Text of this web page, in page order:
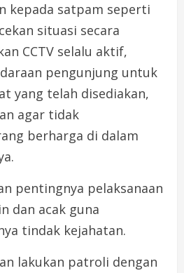
kepada satpam seperti
situasi secara
CCTV selalu aktif,
pengunjung untuk
yang telah disediakan,
agar tidak
berharga di dalam
pentingnya pelaksanaan
dan acak guna
tindak kejahatan.
lakukan patroli dengan